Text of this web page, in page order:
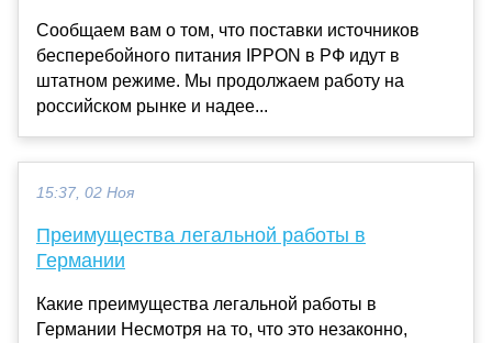
Сообщаем вам о том, что поставки источников
бесперебойного питания IPPON в РФ идут в
штатном режиме. Мы продолжаем работу на
российском рынке и надее...
15:37, 02 Ноя
Преимущества легальной работы в
Германии
Какие преимущества легальной работы в
Германии Несмотря на то, что это незаконно,